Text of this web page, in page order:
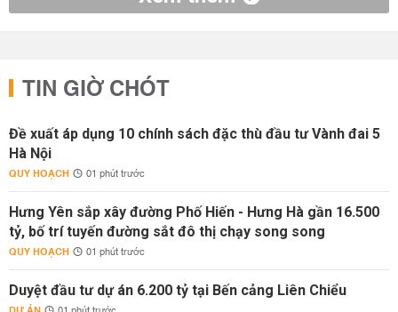
TIN GIỜ CHÓT
Đề xuất áp dụng 10 chính sách đặc thù đầu tư Vành đai 5
Hà Nội
QUY HOẠCH 01 phút trước
Hưng Yên sắp xây đường Phố Hiến - Hưng Hà gần 16.500
tỷ, bố trí tuyến đường sắt đô thị chạy song song
QUY HOẠCH 01 phút trước
Duyệt đầu tư dự án 6.200 tỷ tại Bến cảng Liên Chiểu